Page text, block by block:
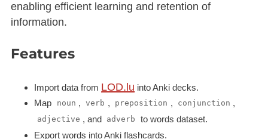
enabling efficient learning and retention of
information.
Features
Import data from LOD.lu into Anki decks.
Map
noun , verb , preposition , conjunction ,
adjective , and adverb
to words dataset.
Export words into Anki flashcards.